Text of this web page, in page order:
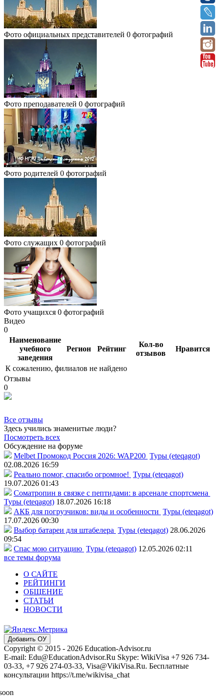
Фото официальных представителей 0 фотографий
Фото преподавателей 0 фотографий
Фото родителей 0 фотографий
Фото служащих 0 фотографий
Фото учащихся 0 фотографий
Видео
0
Наименование
учебного
заведения
Регион Рейтинг
Кол-во
отзывов
Нравится
К сожалению, филиалов не найдено
Отзывы
0
Все отзывы
Здесь учились знаменитые люди?
Посмотреть всех
Обсуждение на форуме
Melbet Промокод Россия 2026: WAP200 Туры (eteqagot)
02.08.2026 16:59
Реально помог, спасибо огромное! Туры (eteqagot)
19.07.2026 01:43
Соматропин в связке с пептидами: в арсенале спортсмена
Туры (eteqagot) 18.07.2026 16:18
АКБ для погрузчиков: виды и особенности Туры (eteqagot)
17.07.2026 00:30
Выбор батареи для штабелера Туры (eteqagot) 28.06.2026
09:54
Спас мою ситуацию Туры (eteqagot) 12.05.2026 02:11
все темы форума
О САЙТЕ
РЕЙТИНГИ
ОБЩЕНИЕ
СТАТЬИ
НОВОСТИ
Добавить ОУ
Copyright © 2015 - 2026 Education-Advisor.ru
E-mail: Edu@EducationAdvisor.Ru Skype: WikiVisa +7 926 734-
03-33, +7 926 274-03-33, Visa@VikiVisa.Ru. Бесплатные
консультации https://t.me/wikivisa_chat